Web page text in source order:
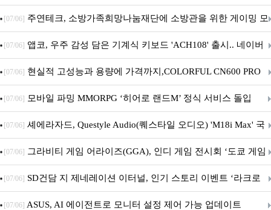
픈
[07/06] 주연테크, 소방가족희망나눔재단에 소방관을 위한 게이밍 모
니터·스마트 펫 침대 기부
[07/06] 앱코, 우주 감성 담은 기계식 키보드 'ACH108' 출시.. 네이버
브랜드데이 기획전 진행
[07/06] 현실적 고성능과 용량에 가격까지,COLORFUL CN600 PRO
M.2 NVMe 디앤디컴 1TB
[07/06] 모바일 파밍 MMORPG ‘히어로 랜드M’ 정식 서비스 돌입
[07/06] 셰에라자드, Questyle Audio(퀘스타일 오디오) 'M18i Max' 국
내 정식 출시
[07/06] 그라비티 게임 어라이즈(GGA), 인디 게임 전시회 ‘도쿄 게임
던전 13’ 참가!
[07/06] SD건담 지 제네레이션 이터널, 인기 스토리 이벤트 ‘라크로
아의 용사’ 재개최 및 풍성한 기념 이벤트 실시!
[07/06] ASUS, AI 에이전트로 모니터 설정 제어 가능 업데이트